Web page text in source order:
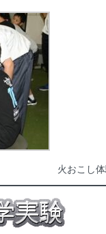
火おこし